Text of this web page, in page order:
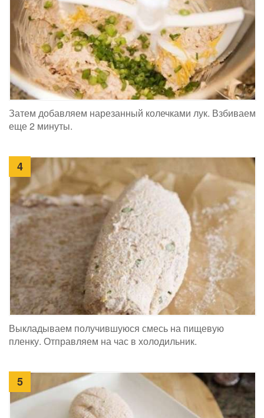
Затем добавляем нарезанный колечками лук. Взбиваем
еще 2 минуты.
4
Выкладываем получившуюся смесь на пищевую
пленку. Отправляем на час в холодильник.
5